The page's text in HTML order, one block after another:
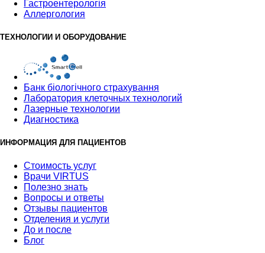
Гастроентерологія
Аллергология
ТЕХНОЛОГИИ И ОБОРУДОВАНИЕ
Банк бiологiчного страхування
Лаборатория клеточных технологий
Лазерные технологии
Диагностика
ИНФОРМАЦИЯ ДЛЯ ПАЦИЕНТОВ
Стоимость услуг
Врачи VIRTUS
Полезно знать
Вопросы и ответы
Отзывы пациентов
Отделения и услуги
До и после
Блог